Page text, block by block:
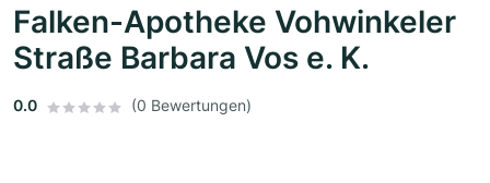
Falken-Apotheke Vohwinkeler
Straße Barbara Vos e. K.
0.0 (0 Bewertungen)